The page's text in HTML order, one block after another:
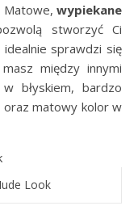
Matowe, wypiekane
stworzyć Ci
sprawdzi się
między innymi
błyskiem, bardzo
oraz matowy kolor w
Look